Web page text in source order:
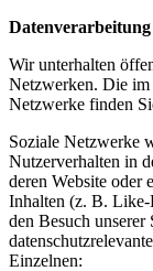
Wir unterhalten
Netzwerken. Die im
Netzwerke finden
Soziale Netzwerke
Nutzerverhalten in
deren Website oder
Inhalten (z. B. Like-
den Besuch
Einzelnen: